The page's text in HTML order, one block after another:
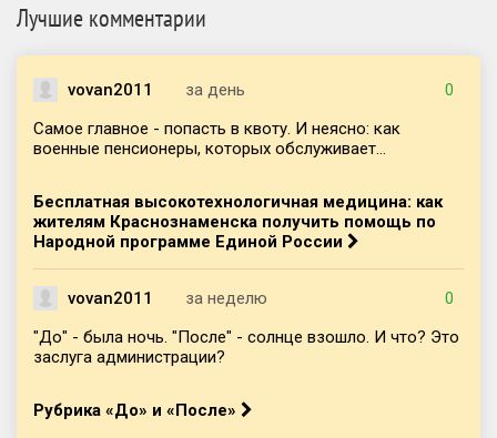
Лучшие комментарии
vovan2011 за день
0
Самое главное - попасть в квоту. И неясно: как
военные пенсионеры, которых обслуживает...
Бесплатная высокотехнологичная медицина: как
жителям Краснознаменска получить помощь по
Народной программе Единой России
vovan2011 за неделю
0
"До" - была ночь. "После" - солнце взошло. И что? Это
заслуга администрации?
Рубрика «До» и «После»